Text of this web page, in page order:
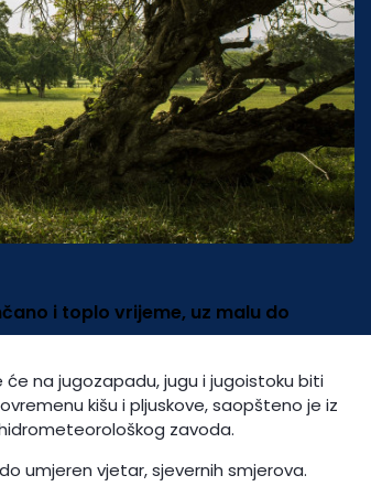
i toplo vrijeme, uz malu do
će na jugozapadu, jugu i jugoistoku biti
kišu i pljuskove, saopšteno je iz
zavoda.
umjeren vjetar, sjevernih smjerova.